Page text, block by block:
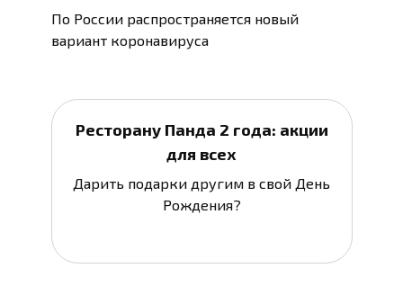
По России распространяется новый
вариант коронавируса
Ресторану Панда 2 года: акции
для всех
Дарить подарки другим в свой День
Рождения?